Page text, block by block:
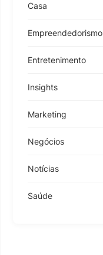
Casa
Empreendedorismo
Entretenimento
Insights
Marketing
Negócios
Notícias
Saúde